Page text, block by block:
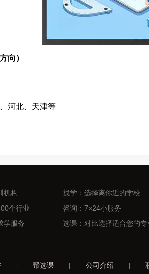
向）
河北、天津等
机构
个行业
学服务
找学：选择离你近的学校
咨询：7×24小服务
选课：对比选择适合您的
帮选课 公司介绍